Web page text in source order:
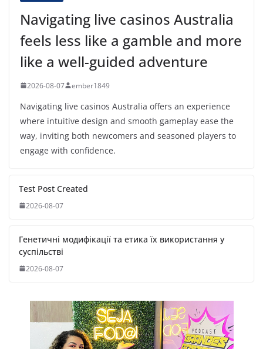
Navigating live casinos Australia
feels less like a gamble and more
like a well-guided adventure
2026-08-07 ember1849
Navigating live casinos Australia offers an experience
where intuitive design and smooth gameplay ease the
way, inviting both newcomers and seasoned players to
engage with confidence.
Test Post Created
2026-08-07
Генетичні модифікації та етика їх використання у
суспільстві
2026-08-07